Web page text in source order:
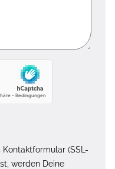
(SSL-
werden Deine